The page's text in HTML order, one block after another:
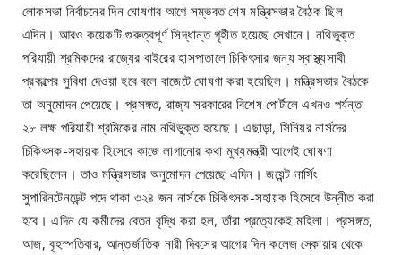
লোকসভা নির্বাচনের দিন ঘোষণার আগে সম্ভবত শেষ মন্ত্রিসভার বৈঠক ছিল
এদিন। আরও কয়েকটি গুরুত্বপূর্ণ সিদ্ধান্ত গৃহীত হয়েছে সেখানে। নথিভুক্ত
পরিযায়ী শ্রমিকদের রাজ্যের বাইরের হাসপাতালে চিকিৎসার জন্য স্বাস্থ্যসাথী
প্রকল্পের সুবিধা দেওয়া হবে বলে বাজেটে ঘোষণা করা হয়েছিল। মন্ত্রিসভার বৈঠকে
তা অনুমোদন পেয়েছে। প্রসঙ্গত, রাজ্য সরকারের বিশেষ পোর্টালে এখনও পর্যন্ত
২৮ লক্ষ পরিযায়ী শ্রমিকের নাম নথিভুক্ত হয়েছে। এছাড়া, সিনিয়র নার্সদের
চিকিৎসক-সহায়ক হিসেবে কাজে লাগানোর কথা মুখ্যমন্ত্রী আগেই ঘোষণা
করেছিলেন। তাও মন্ত্রিসভার অনুমোদন পেয়েছে এদিন। জয়েন্ট নার্সিং
সুপারিনটেনডেন্ট পদে থাকা ৩২৪ জন নার্সকে চিকিৎসক-সহায়ক হিসেবে উন্নীত করা
হবে। এদিন যে কর্মীদের বেতন বৃদ্ধি করা হল, তাঁরা প্রত্যেকেই মহিলা। প্রসঙ্গত,
আজ, বৃহস্পতিবার, আন্তর্জাতিক নারী দিবসের আগের দিন কলেজ স্কোয়ার থেকে